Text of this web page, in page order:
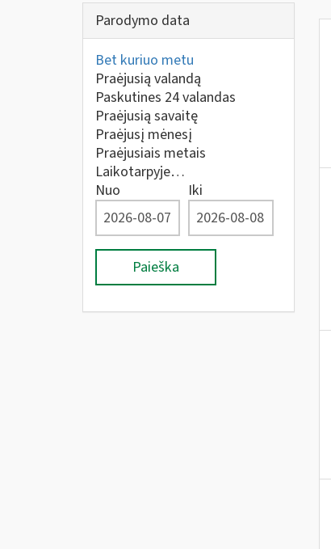
Parodymo data
Bet kuriuo metu
Praėjusią valandą
Paskutines 24 valandas
Praėjusią savaitę
Praėjusį mėnesį
Praėjusiais metais
Laikotarpyje…
Nuo
Iki
Paieška